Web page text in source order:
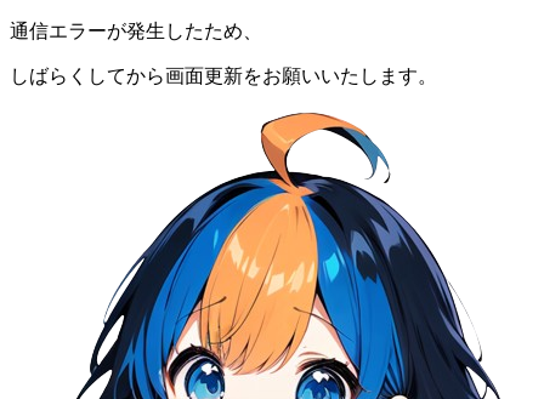
通信エラーが発生したため、
しばらくしてから画面更新をお願いいたします。